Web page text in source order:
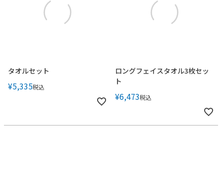
タオルセット
¥5,335税込
ロングフェイスタオル3枚セッ
ト
¥6,473税込